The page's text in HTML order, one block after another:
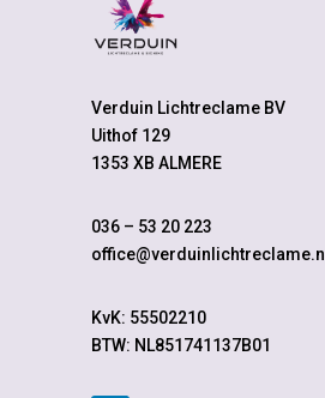
Verduin Lichtreclame BV
Uithof 129
1353 XB ALMERE
036 – 53 20 223
office@verduinlichtreclame.nl
KvK: 55502210
BTW: NL851741137B01